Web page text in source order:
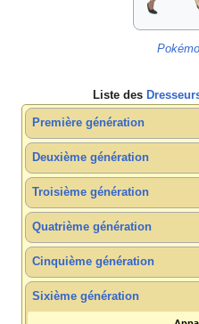
Liste des
Première génération
Deuxième génération
Troisième génération
Quatrième génération
Cinquième génération
Sixième génération